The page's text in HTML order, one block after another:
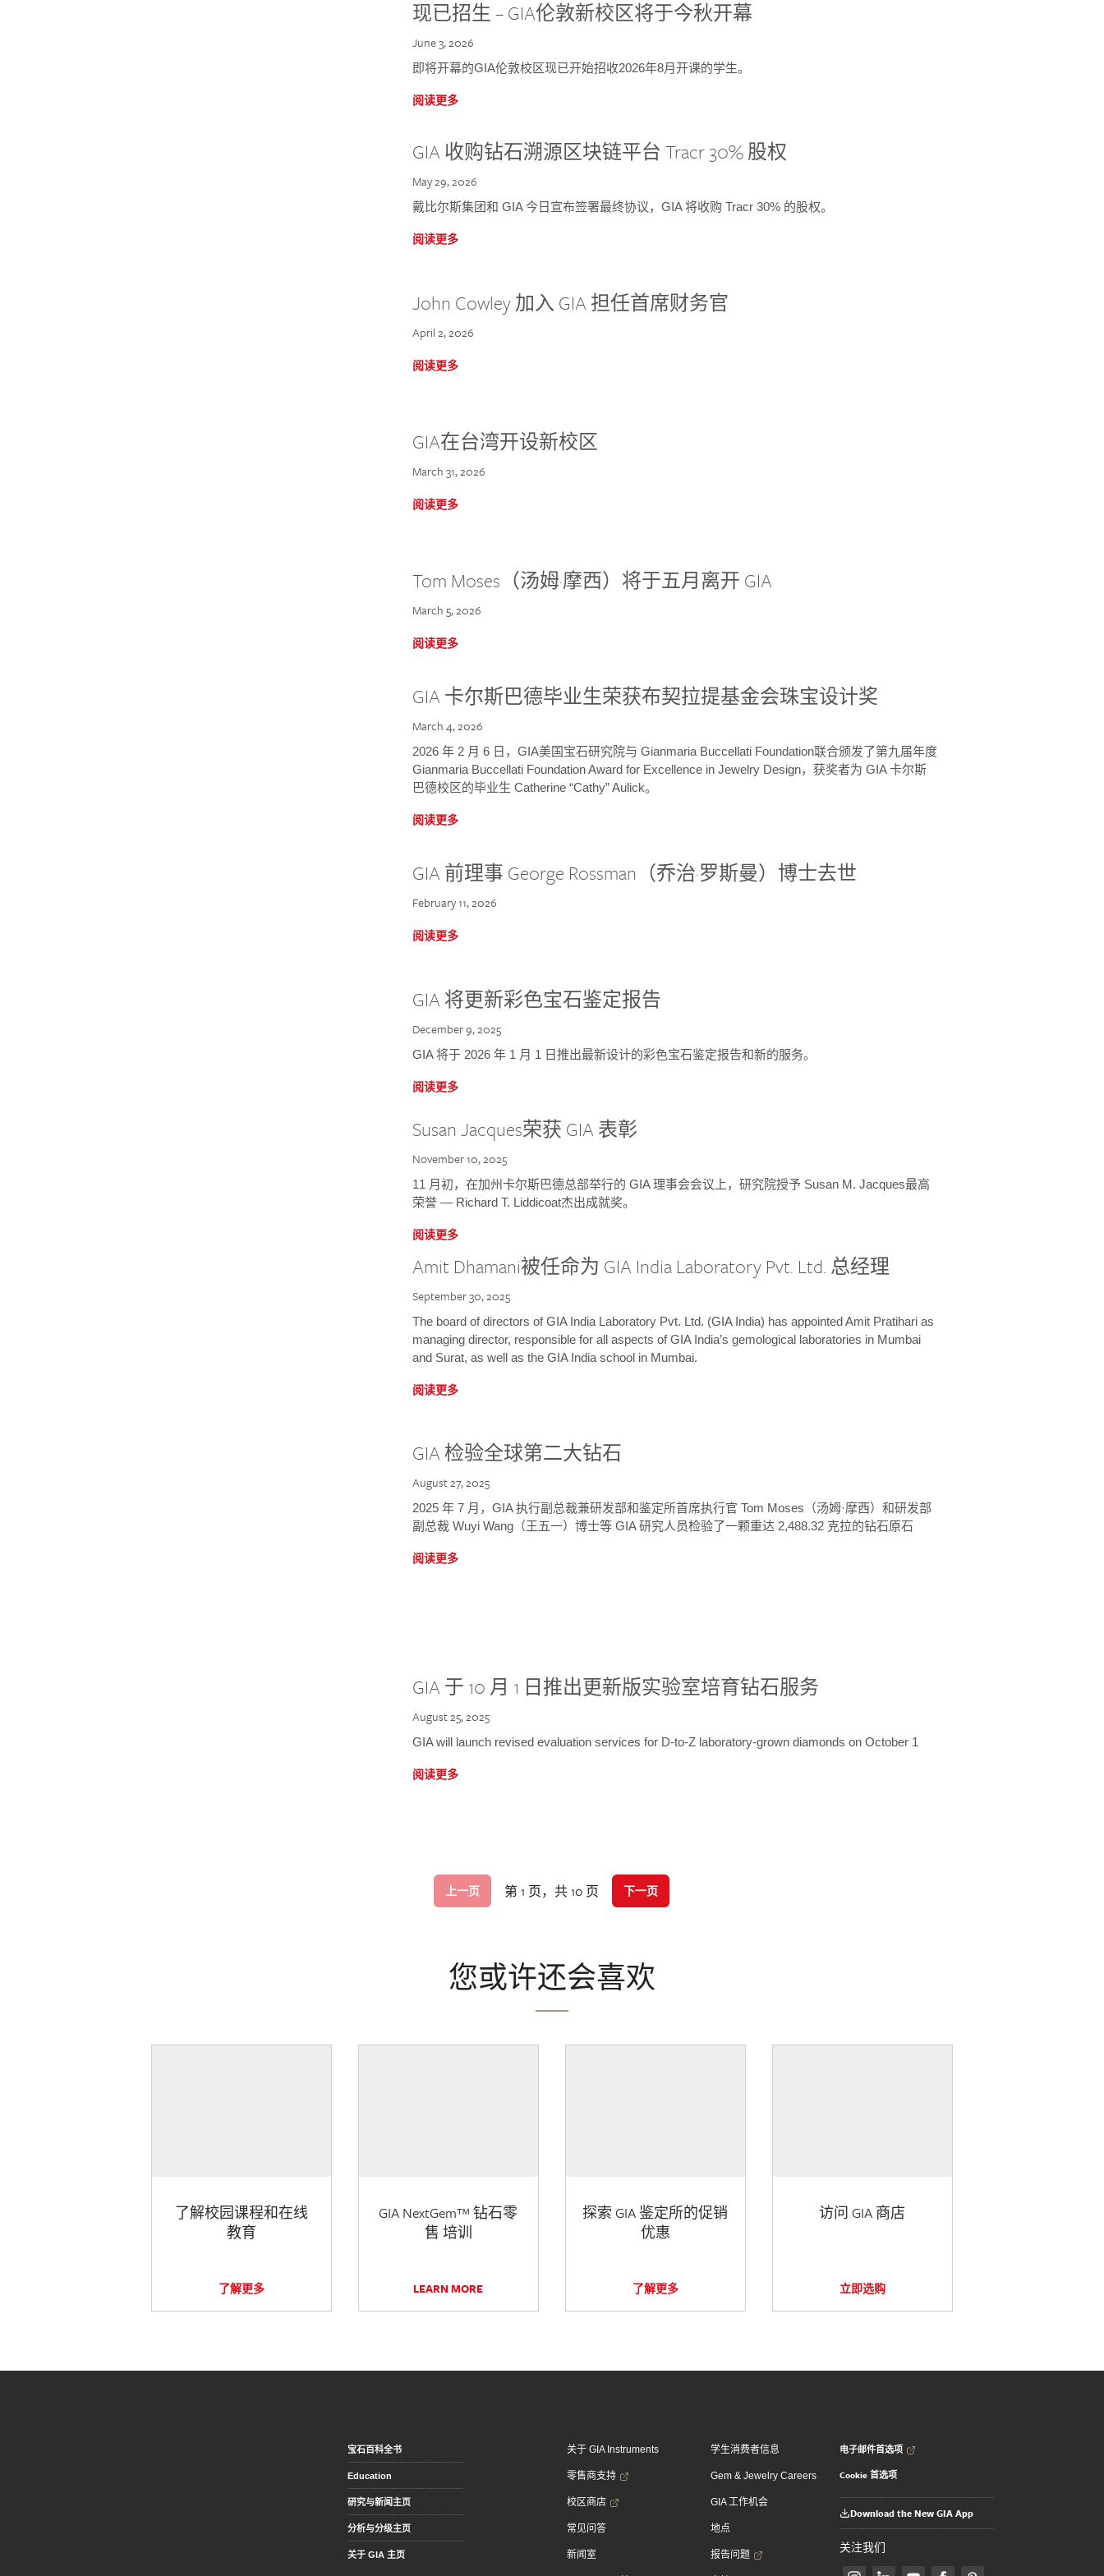
现已招生 – GIA伦敦新校区将于今秋开幕
June 3, 2026
即将开幕的GIA伦敦校区现已开始招收2026年8月开课的学生。
阅读更多
GIA 收购钻石溯源区块链平台 Tracr 30% 股权
May 29, 2026
戴比尔斯集团和 GIA 今日宣布签署最终协议，GIA 将收购 Tracr 30% 的股权。
阅读更多
John Cowley 加入 GIA 担任首席财务官
April 2, 2026
阅读更多
GIA在台湾开设新校区
March 31, 2026
阅读更多
Tom Moses（汤姆·摩西）将于五月离开 GIA
March 5, 2026
阅读更多
GIA 卡尔斯巴德毕业生荣获布契拉提基金会珠宝设计奖
March 4, 2026
2026 年 2 月 6 日，GIA美国宝石研究院与 Gianmaria Buccellati Foundation联合颁发了第九届年度
Gianmaria Buccellati Foundation Award for Excellence in Jewelry Design，获奖者为 GIA 卡尔斯
巴德校区的毕业生 Catherine “Cathy” Aulick。
阅读更多
GIA 前理事 George Rossman（乔治·罗斯曼）博士去世
February 11, 2026
阅读更多
GIA 将更新彩色宝石鉴定报告
December 9, 2025
GIA 将于 2026 年 1 月 1 日推出最新设计的彩色宝石鉴定报告和新的服务。
阅读更多
Susan Jacques荣获 GIA 表彰
November 10, 2025
11 月初，在加州卡尔斯巴德总部举行的 GIA 理事会会议上，研究院授予 Susan M. Jacques最高
荣誉 — Richard T. Liddicoat杰出成就奖。
阅读更多
Amit Dhamani被任命为 GIA India Laboratory Pvt. Ltd. 总经理
September 30, 2025
The board of directors of GIA India Laboratory Pvt. Ltd. (GIA India) has appointed Amit Pratihari as
managing director, responsible for all aspects of GIA India’s gemological laboratories in Mumbai
and Surat, as well as the GIA India school in Mumbai.
阅读更多
GIA 检验全球第二大钻石
August 27, 2025
2025 年 7 月，GIA 执行副总裁兼研发部和鉴定所首席执行官 Tom Moses（汤姆·摩西）和研发部
副总裁 Wuyi Wang（王五一）博士等 GIA 研究人员检验了一颗重达 2,488.32 克拉的钻石原石
阅读更多
GIA 于 10 月 1 日推出更新版实验室培育钻石服务
August 25, 2025
GIA will launch revised evaluation services for D-to-Z laboratory-grown diamonds on October 1
阅读更多
上一页 第 1 页，共 10 页 下一页
您或许还会喜欢
了解校园课程和在线
教育
了解更多
GIA NextGem™ 钻石零
售 培训
LEARN MORE
探索 GIA 鉴定所的促销
优惠
了解更多
访问 GIA 商店
立即选购
宝石百科全书
Education
研究与新闻主页
分析与分级主页
关于 GIA 主页
关于 GIA Instruments
零售商支持
校区商店
常见问答
新闻室
学生消费者信息
Gem & Jewelry Careers
GIA 工作机会
地点
报告问题
电子邮件首选项
Cookie 首选项
Download the New GIA App
关注我们